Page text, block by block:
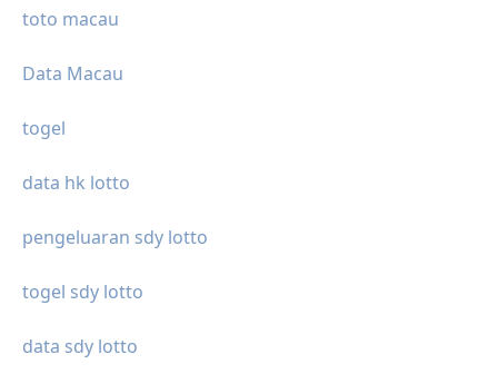
toto macau
Data Macau
togel
data hk lotto
pengeluaran sdy lotto
togel sdy lotto
data sdy lotto